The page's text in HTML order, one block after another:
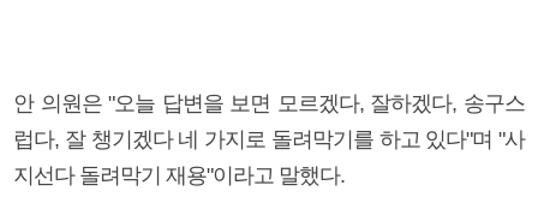
안 의원은 "오늘 답변을 보면 모르겠다, 잘하겠다, 송구스
럽다, 잘 챙기겠다 네 가지로 돌려막기를 하고 있다"며 "사
지선다 돌려막기 재용"이라고 말했다.